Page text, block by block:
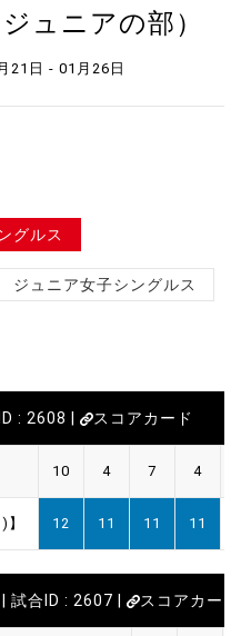
ュニアの部）
21日 - 01月26日
グルス
ジュニア女子シングルス
: 2608 | スコアカード
10 4 7 4
12 11 11 11
試合ID : 2607 | スコアカード